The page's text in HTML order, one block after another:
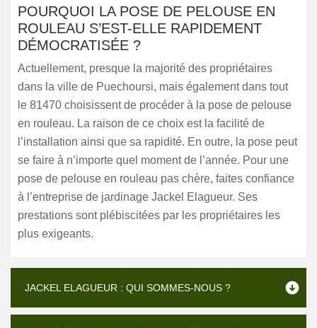
POURQUOI LA POSE DE PELOUSE EN
ROULEAU S’EST-ELLE RAPIDEMENT
DÉMOCRATISÉE ?
Actuellement, presque la majorité des propriétaires
dans la ville de Puechoursi, mais également dans tout
le 81470 choisissent de procéder à la pose de pelouse
en rouleau. La raison de ce choix est la facilité de
l’installation ainsi que sa rapidité. En outre, la pose peut
se faire à n’importe quel moment de l’année. Pour une
pose de pelouse en rouleau pas chère, faites confiance
à l’entreprise de jardinage Jackel Elagueur. Ses
prestations sont plébiscitées par les propriétaires les
plus exigeants.
JACKEL ELAGUEUR : QUI SOMMES-NOUS ?